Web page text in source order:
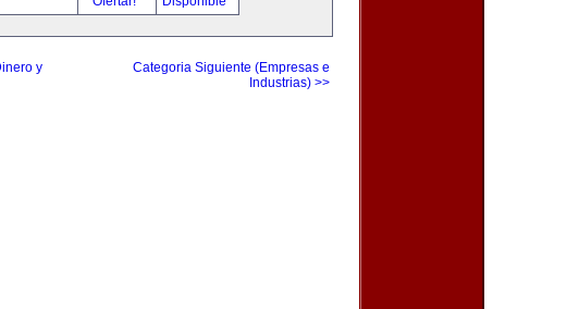
y
Categoria Siguiente (Empresas e
Industrias) >>